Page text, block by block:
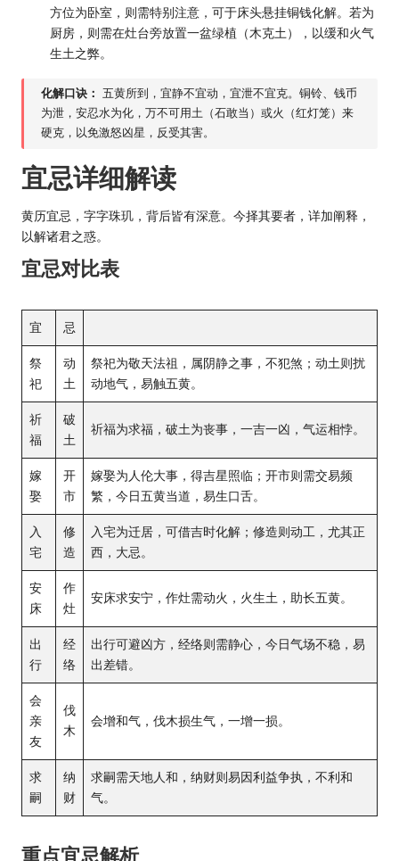
方位为卧室，则需特别注意，可于床头悬挂铜钱化解。若为
厨房，则需在灶台旁放置一盆绿植（木克土），以缓和火气
生土之弊。
化解口诀： 五黄所到，宜静不宜动，宜泄不宜克。铜铃、钱币
为泄，安忍水为化，万不可用土（石敢当）或火（红灯笼）来
硬克，以免激怒凶星，反受其害。
宜忌详细解读
黄历宜忌，字字珠玑，背后皆有深意。今择其要者，详加阐释，
以解诸君之惑。
宜忌对比表
宜 忌
祭
祀
动
土
祭祀为敬天法祖，属阴静之事，不犯煞；动土则扰
动地气，易触五黄。
祈
福
破
土
祈福为求福，破土为丧事，一吉一凶，气运相悖。
嫁
娶
开
市
嫁娶为人伦大事，得吉星照临；开市则需交易频
繁，今日五黄当道，易生口舌。
入
宅
修
造
入宅为迁居，可借吉时化解；修造则动工，尤其正
西，大忌。
安
床
作
灶
安床求安宁，作灶需动火，火生土，助长五黄。
出
行
经
络
出行可避凶方，经络则需静心，今日气场不稳，易
出差错。
会
亲
友
伐
木
会增和气，伐木损生气，一增一损。
求
嗣
纳
财
求嗣需天地人和，纳财则易因利益争执，不利和
气。
重点宜忌解析